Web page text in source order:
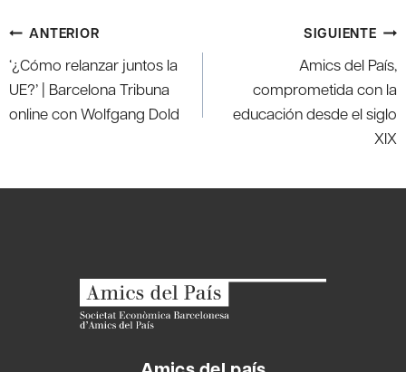
Navegación
de
entradas
ANTERIOR
‘¿Cómo relanzar juntos la
UE?’ | Barcelona Tribuna
online con Wolfgang Dold
SIGUIENTE
Amics del País,
comprometida con la
educación desde el siglo
XIX